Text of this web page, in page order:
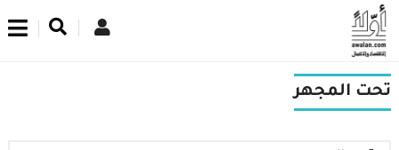
تحت المجهراشترك في نشرتنا الإخبارية